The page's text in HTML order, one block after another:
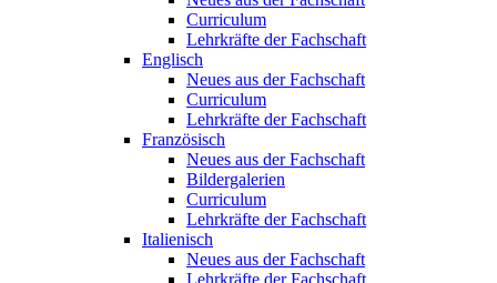
Curriculum
Lehrkräfte der Fachschaft
Englisch
Neues aus der Fachschaft
Curriculum
Lehrkräfte der Fachschaft
Französisch
Neues aus der Fachschaft
Bildergalerien
Curriculum
Lehrkräfte der Fachschaft
Italienisch
Neues aus der Fachschaft